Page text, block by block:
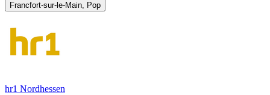
Francfort-sur-le-Main, Pop
hr1 Nordhessen